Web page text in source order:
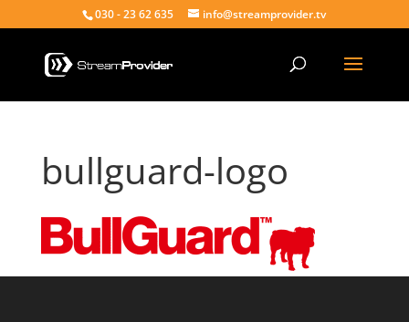
030 - 23 62 635 info@streamprovider.tv
bullguard-logo